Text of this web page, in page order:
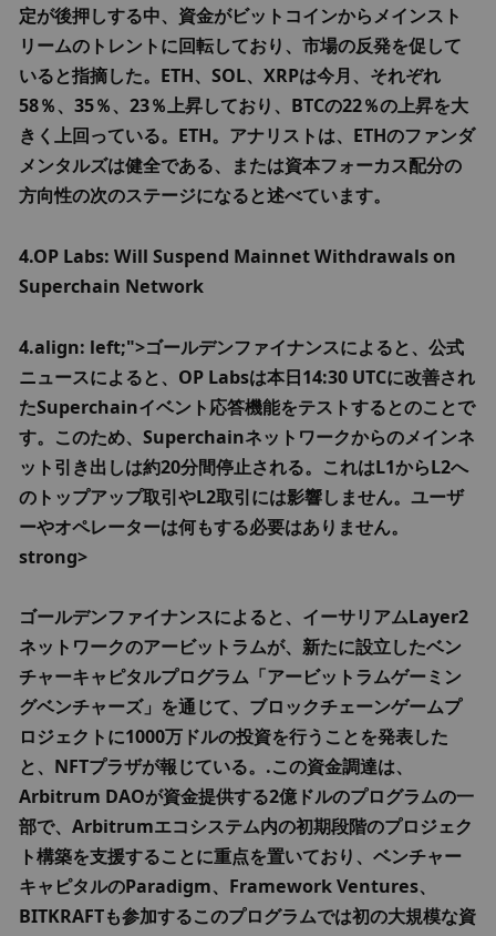
定が後押しする中、資金がビットコインからメインスト
リームのトレントに回転しており、市場の反発を促して
いると指摘した。ETH、SOL、XRPは今月、それぞれ
58％、35％、23％上昇しており、BTCの22％の上昇を大
きく上回っている。ETH。アナリストは、ETHのファンダ
メンタルズは健全である、または資本フォーカス配分の
方向性の次のステージになると述べています。
4.OP Labs: Will Suspend Mainnet Withdrawals on
Superchain Network
4.align: left;">ゴールデンファイナンスによると、公式
ニュースによると、OP Labsは本日14:30 UTCに改善され
たSuperchainイベント応答機能をテストするとのことで
す。このため、Superchainネットワークからのメインネ
ット引き出しは約20分間停止される。これはL1からL2へ
のトップアップ取引やL2取引には影響しません。ユーザ
ーやオペレーターは何もする必要はありません。
strong>
ゴールデンファイナンスによると、イーサリアムLayer2
ネットワークのアービットラムが、新たに設立したベン
チャーキャピタルプログラム「アービットラムゲーミン
グベンチャーズ」を通じて、ブロックチェーンゲームプ
ロジェクトに1000万ドルの投資を行うことを発表した
と、NFTプラザが報じている。.この資金調達は、
Arbitrum DAOが資金提供する2億ドルのプログラムの一
部で、Arbitrumエコシステム内の初期段階のプロジェク
ト構築を支援することに重点を置いており、ベンチャー
キャピタルのParadigm、Framework Ventures、
BITKRAFTも参加するこのプログラムでは初の大規模な資